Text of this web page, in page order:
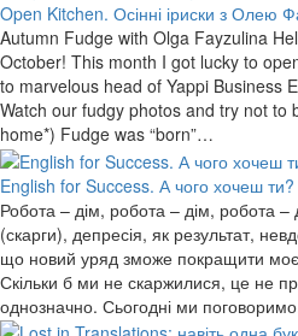
Open Kitchen. Осінні іриски з Олею
Autumn Fudge with Olga Fayzulina
October! This month I got lucky to
to marvelous head of Yappi Business
Watch our fudgy photos and try not to
home*) Fudge was “born”…
English for Success. А чого хочеш ти?
Робота – дім, робота – дім, робота –
(скарги), депресія, як результат,
що новий уряд зможе покращити
Скільки б ми не скаржилися, це не
однозначно. Сьогодні ми